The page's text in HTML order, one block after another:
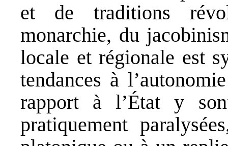
et de traditions
monarchie, du
locale et régionale est
tendances à
rapport à l’État y
pratiquement